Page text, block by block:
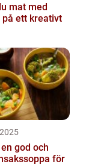
mat med
ett kreativt
god och
för